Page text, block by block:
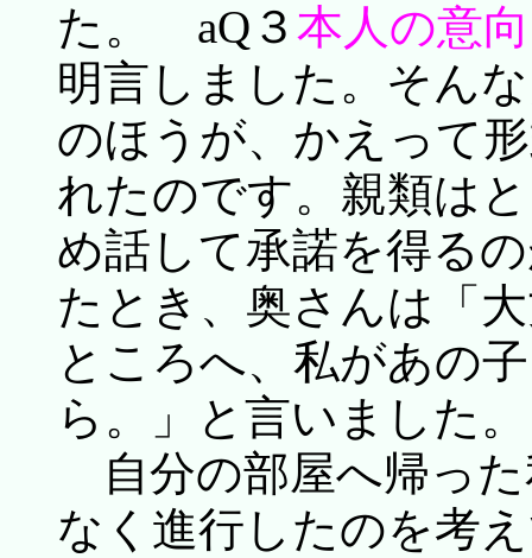
た。 aQ３ 本人の意
明言しました。そん
のほうが、かえって
れたのです。親類は
め話して承諾を得る
たとき、奥さんは「
ところへ、私があの
ら。」と言いました。
自分の部屋へ帰っ
なく進行したのを考